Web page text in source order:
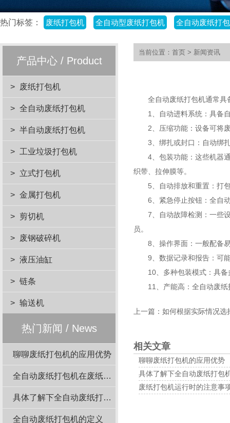
热门标签： 废纸打包机 全自动型废纸打包机 全自动废纸打
产品中心 / Product
> 废纸打包机
> 全自动废纸打包机
> 半自动废纸打包机
> 工业垃圾打包机
> 立式打包机
> 金属打包机
> 剪切机
> 废钢破碎机
> 液压油缸
> 链条
> 输送机
热门新闻 / News
聊聊废纸打包机的应用优势
全自动废纸打包机在废纸回收站的应用
具体了解下全自动废纸打包机结构组成
全自动废纸打包机的定义
当前位置： 首页 > 新闻资讯
全自动废纸打包机通常具备
1、自动进料系统：具备自
2、压缩功能：设备可将废
3、绑扎或封口：自动绑扎
4、包装功能：这些机器通
织带、拉伸膜等。
5、自动排放和重置：打包
6、紧急停止按钮： 全自
7、自动故障检测：一些设
员。
8、操作界面：一般配备易
9、数据记录和报告：可能
10、多种包装模式：具备
11、产能高：全自动废纸
上一篇： 如何根据实际情况选
相关文章
聊聊废纸打包机的应用优势
具体了解下全自动废纸打包
废纸打包机运行时的注意事